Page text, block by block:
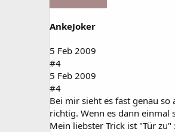
AnkeJoker
5 Feb 2009
#4
5 Feb 2009
#4
Bei mir sieht es fast genau
richtig. Wenn es dann einmal
Mein liebster Trick ist "Tür zu"